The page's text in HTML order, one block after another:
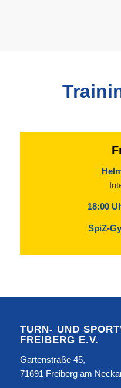
18:00
SpiZ-
TURN- UND
FREIBERG E.V.
Gartenstraße 45,
71691 Freiberg am